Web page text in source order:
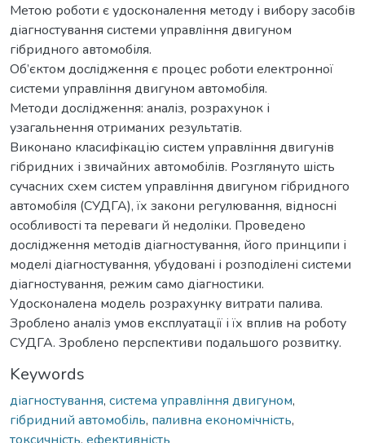
Метою роботи є удосконалення методу і вибору засобів
діагностування системи управління двигуном
гібридного автомобіля.
Об’єктом дослідження є процес роботи електронної
системи управління двигуном автомобіля.
Методи дослідження: аналіз, розрахунок і
узагальнення отриманих результатів.
Виконано класифікацію систем управління двигунів
гібридних і звичайних автомобілів. Розглянуто шість
сучасних схем систем управління двигуном гібридного
автомобіля (СУДГА), їх закони регулювання, відносні
особливості та переваги й недоліки. Проведено
дослідження методів діагностування, його принципи і
моделі діагностування, убудовані і розподілені системи
діагностування, режим само діагностики.
Удосконалена модель розрахунку витрати палива.
Зроблено аналіз умов експлуатації і їх вплив на роботу
СУДГА. Зроблено перспективи подальшого розвитку.
Keywords
діагностування, система управління двигуном,
гібридний автомобіль, паливна економічність,